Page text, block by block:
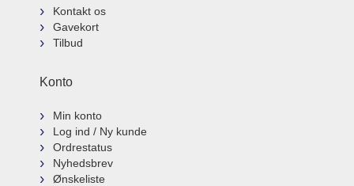
Kontakt os
Gavekort
Tilbud
Konto
Min konto
Log ind / Ny kunde
Ordrestatus
Nyhedsbrev
Ønskeliste